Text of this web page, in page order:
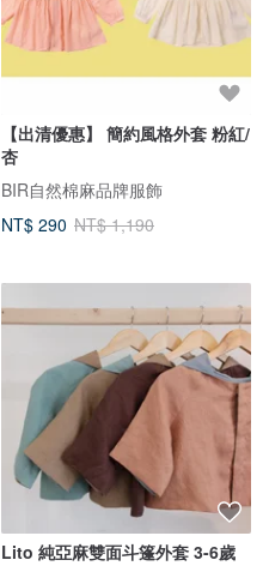
【出清優惠】 簡約風格外套 粉紅/
杏
BIR自然棉麻品牌服飾
NT$ 290 NT$ 1,190
Lito 純亞麻雙面斗篷外套 3-6歲